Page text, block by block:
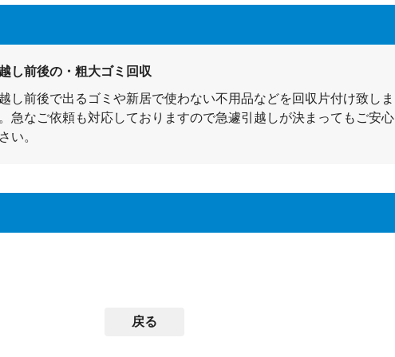
し前後の・粗大ゴミ回収
し前後で出るゴミや新居で使わない不用品などを回収片付け致しま
急なご依頼も対応しておりますので急遽引越しが決まってもご安心
い。
戻る